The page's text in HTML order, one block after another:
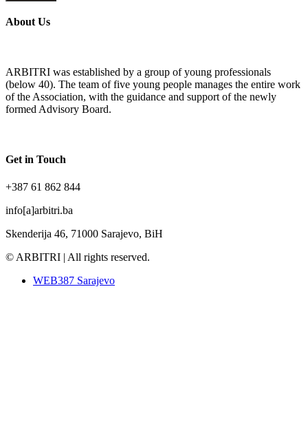
About Us
ARBITRI was established by a group of young professionals
(below 40). The team of five young people manages the entire work
of the Association, with the guidance and support of the newly
formed Advisory Board.
Get in Touch
+387 61 862 844
info[a]arbitri.ba
Skenderija 46, 71000 Sarajevo, BiH
© ARBITRI | All rights reserved.
WEB387 Sarajevo